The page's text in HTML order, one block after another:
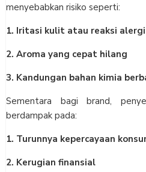
menyebabkan risiko seperti:
1. Iritasi kulit atau reaksi alergi
2. Aroma yang cepat hilang
3. Kandungan bahan kimia
Sementara bagi brand,
berdampak pada:
1. Turunnya kepercayaan
2. Kerugian finansial